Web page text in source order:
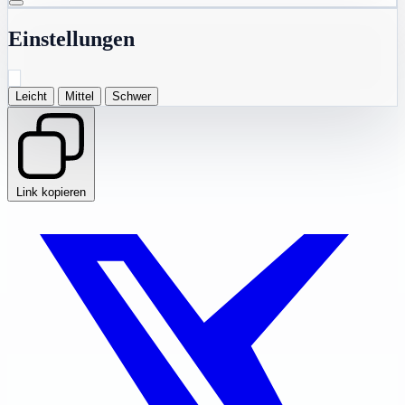
Einstellungen
Leicht Mittel Schwer
Link kopieren